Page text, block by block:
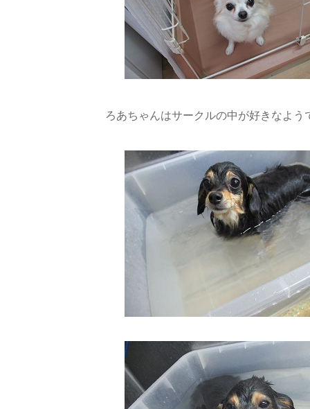
ろあちゃんはサークルの中が好きなよう